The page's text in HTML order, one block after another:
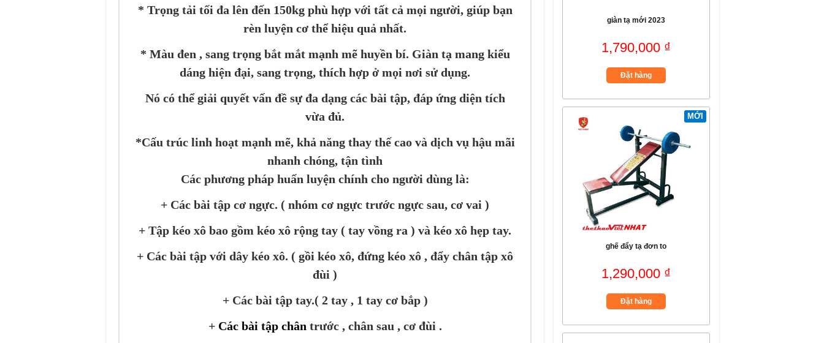
* Trọng tải tối đa lên đến 150kg phù hợp với tất cả mọi người, giúp bạn
rèn luyện cơ thể hiệu quả nhất.
* Màu đen , sang trọng bắt mắt mạnh mẽ huyền bí. Giàn tạ mang kiểu
dáng hiện đại, sang trọng, thích hợp ở mọi nơi sử dụng.
Nó có thể giải quyết vấn đề sự đa dạng các bài tập, đáp ứng diện tích
vừa đủ.
*Cấu trúc linh hoạt mạnh mẽ, khả năng thay thế cao và dịch vụ hậu mãi
nhanh chóng, tận tình
Các phương pháp huấn luyện chính cho người dùng là:
+ Các bài tập cơ ngực. ( nhóm cơ ngực trước ngực sau, cơ vai )
+ Tập kéo xô bao gồm kéo xô rộng tay ( tay vồng ra ) và kéo xô hẹp tay.
+ Các bài tập với dây kéo xô. ( gồi kéo xô, đứng kéo xô , đẩy chân tập xô
đùi )
+ Các bài tập tay.( 2 tay , 1 tay cơ bắp )
+ Các bài tập chân trước , chân sau , cơ đùi .
giàn tạ mới 2023
1,790,000 ₫
Đặt hàng
MỚI
ghế đẩy tạ đơn to
1,290,000 ₫
Đặt hàng